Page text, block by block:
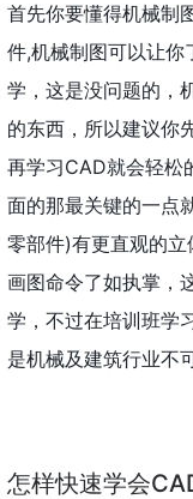
首先你要懂得机械制
件,机械制图可以让你
学，这是没问题的，
的东西，所以建议你
再学习CAD就会轻松
面的那最关键的一点
零部件)有更直观的
画图命令了如执掌，
学，不过在培训班学
是机械及建筑行业不
怎样快速学会